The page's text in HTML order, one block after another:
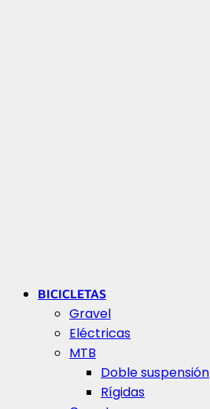
BICICLETAS
Gravel
Eléctricas
MTB
Doble suspensión
Rígidas